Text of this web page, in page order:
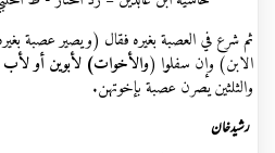
ثم شرع في العصبة بغيره فقال (ويصير عصبة
الابن) وإن سفلوا (والأخوات) لأبوين أو
والثلثين يصرن عصبة بإخوتهن.
رشيدخان